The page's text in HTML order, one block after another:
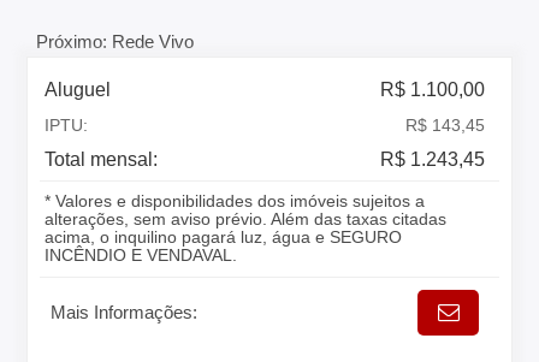
Próximo: Rede Vivo
Aluguel R$ 1.100,00
IPTU: R$ 143,45
Total mensal: R$ 1.243,45
* Valores e disponibilidades dos imóveis sujeitos a
alterações, sem aviso prévio. Além das taxas citadas
acima, o inquilino pagará luz, água e SEGURO
INCÊNDIO E VENDAVAL.
Mais Informações: